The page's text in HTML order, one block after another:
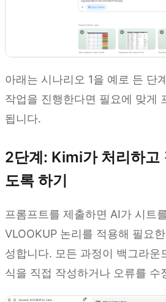
아래는 시나리오 1을 예로 든 단
작업을 진행한다면 필요에 맞게
됩니다.
2단계: Kimi가 처리하고
도록 하기
프롬프트를 제출하면 AI가 시트
VLOOKUP 논리를 적용해 필요
성합니다. 모든 과정이 백그라운
식을 직접 작성하거나 오류를 수